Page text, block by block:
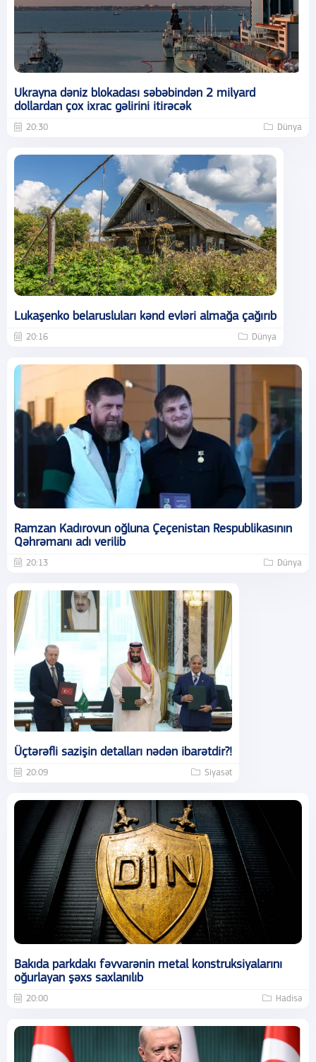
Ukrayna dəniz blokadası səbəbindən 2 milyard
dollardan çox ixrac gəlirini itirəcək
20:30 Dünya
Lukaşenko belarusluları kənd evləri almağa çağırıb
20:16 Dünya
Ramzan Kadırovun oğluna Çeçenistan Respublikasının
Qəhrəmanı adı verilib
20:13 Dünya
Üçtərəfli sazişin detalları nədən ibarətdir?!
20:09 Siyasət
Bakıda parkdakı fəvvarənin metal konstruksiyalarını
oğurlayan şəxs saxlanılıb
20:00 Hadisə